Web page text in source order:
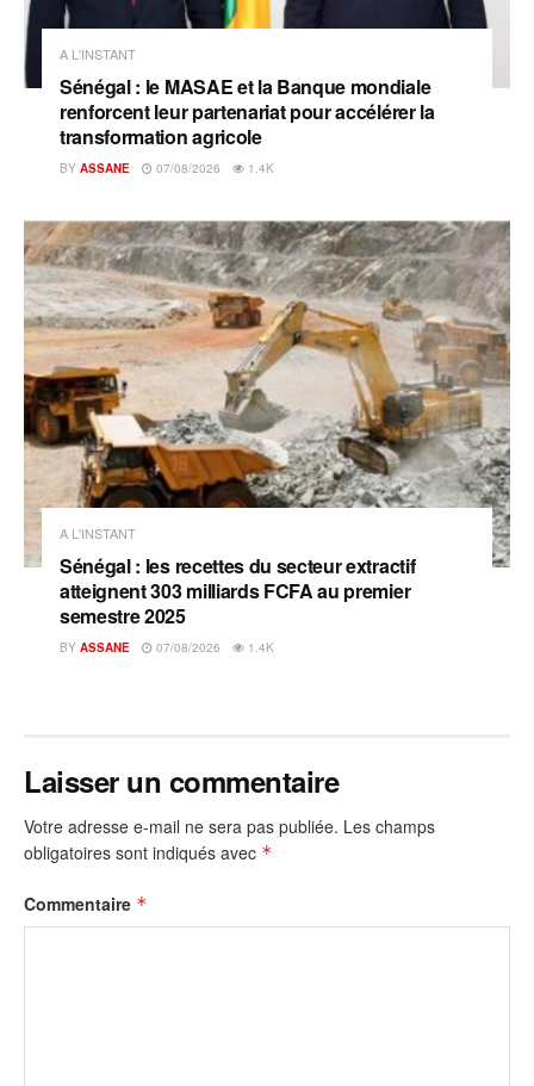
A L'INSTANT
Sénégal : le MASAE et la Banque mondiale
renforcent leur partenariat pour accélérer la
transformation agricole
BY ASSANE 07/08/2026 1.4K
A L'INSTANT
Sénégal : les recettes du secteur extractif
atteignent 303 milliards FCFA au premier
semestre 2025
BY ASSANE 07/08/2026 1.4K
Laisser un commentaire
Votre adresse e-mail ne sera pas publiée. Les champs
obligatoires sont indiqués avec *
Commentaire *